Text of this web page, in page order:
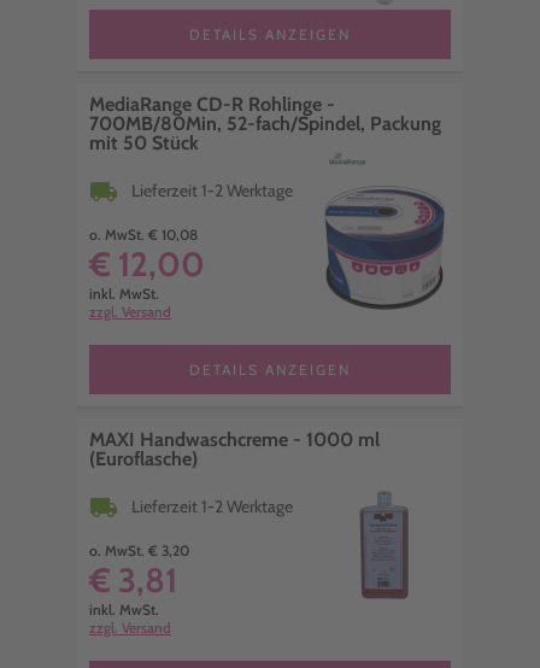
DETAILS ANZEIGEN
MediaRange CD-R Rohlinge -
700MB/80Min, 52-fach/Spindel, Packung
mit 50 Stück
local_shipping Lieferzeit 1-2 Werktage
o. MwSt. € 10,08
€ 12,00
inkl. MwSt.
zzgl. Versand
DETAILS ANZEIGEN
MAXI Handwaschcreme - 1000 ml
(Euroflasche)
local_shipping Lieferzeit 1-2 Werktage
o. MwSt. € 3,20
€ 3,81
inkl. MwSt.
zzgl. Versand